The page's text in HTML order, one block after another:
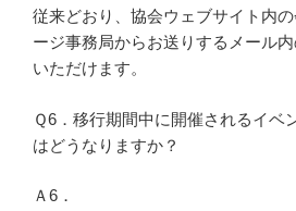
従来どおり、協会ウェブサイト内
ージ事務局からお送りするメール
いただけます。
Ｑ6．移行期間中に開催されるイベ
はどうなりますか？
Ａ6．